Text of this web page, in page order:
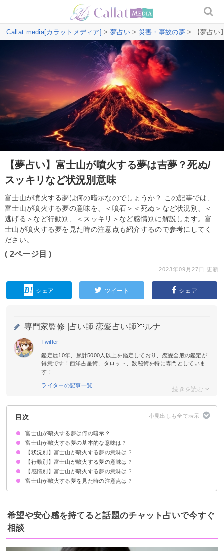
Callat media[カラットメディア] > 夢占い> 災害・事故の夢> 【夢占い
【夢占い】富士山が噴火する夢は吉夢？死ぬ/
スッキリなど状況別意味
富士山が噴火する夢は何の暗示なのでしょうか？ この記事では、
富士山が噴火する夢の意味を、＜噴石＞＜死ぬ＞など状況別、＜
逃げる＞など行動別、＜スッキリ＞など感情別に解説します。富
士山が噴火する夢を見た時の注意点も紹介するので参考にしてく
ださい。
( 2ページ目 )
2023年09月27日 更新
シェア ツイート シェア
専門家監修 | 占い師 恋愛占い師💘ルナ
Twitter
鑑定歴10年、累計5000人以上を鑑定しており、恋愛全般の鑑定が
得意です！西洋占星術、タロット、数秘術を特に専門としていま
す！
ライターの記事一覧
目次
富士山が噴火する夢は何の暗示？
富士山が噴火する夢の基本的な意味は？
状況が好転する暗示
初夢で見ると全体運UP
状況によって意味が決まる
【状況別】富士山が噴火する夢の意味は？
富士山が大噴火する夢【吉夢】
富士山が噴火して噴石が飛んでくる夢【凶夢】
富士山が噴火して死ぬ夢【吉夢】
富士山が噴火して爆発する夢【凶夢】
富士山が噴火して溶岩が流れる夢【警告夢】
富士山の火口から噴煙が上がる夢【吉夢】
富士山が噴火して二次災害が発生する夢【吉夢】
富士山が噴火して地割れする夢【警告夢】
富士山が噴火して地割れに落ちる夢【警告夢】
富士山が噴火して火山灰が降る夢【凶夢】
【行動別】富士山が噴火する夢の意味は？
富士山が噴火して逃げる夢【吉夢】
富士山が噴火して家族を置き去りにして逃げる夢【凶夢】
富士山が噴火して写真を撮る夢【吉夢】
富士山が噴火して火口を覗く夢【吉夢】
富士山が噴火して驚く夢【吉夢】
【感情別】富士山が噴火する夢の意味は？
富士山が噴火したのを見てスッキリする夢【吉夢】
富士山が噴火したのを見てモヤモヤする夢【凶夢】
富士山が噴火したのを見て泣いた夢【吉夢】
富士山が噴火する夢を見た時の注意点は？
吉夢なら人に話さないようにする
希望や安心感を持てると話題のチャット占いで今すぐ
相談